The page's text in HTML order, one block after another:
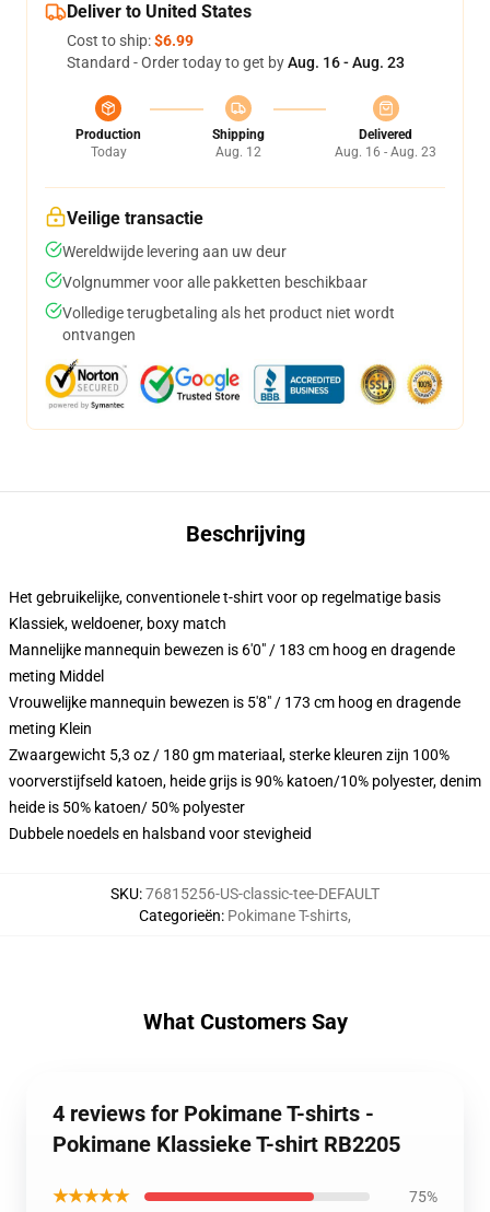
Deliver to United States
Cost to ship:$6.99
Standard - Order today to get byAug. 16 - Aug. 23
Production
Today
Shipping
Aug. 12
Delivered
Aug. 16 - Aug. 23
Veilige transactie
Wereldwijde levering aan uw deur
Volgnummer voor alle pakketten beschikbaar
Volledige terugbetaling als het product niet wordt
ontvangen
Beschrijving
Het gebruikelijke, conventionele t-shirt voor op regelmatige basis
Klassiek, weldoener, boxy match
Mannelijke mannequin bewezen is 6'0" / 183 cm hoog en dragende
meting Middel
Vrouwelijke mannequin bewezen is 5'8" / 173 cm hoog en dragende
meting Klein
Zwaargewicht 5,3 oz / 180 gm materiaal, sterke kleuren zijn 100%
voorverstijfseld katoen, heide grijs is 90% katoen/10% polyester, denim
heide is 50% katoen/ 50% polyester
Dubbele noedels en halsband voor stevigheid
SKU:76815256-US-classic-tee-DEFAULT
Categorieën: Pokimane T-shirts,
What Customers Say
4 reviews for Pokimane T-shirts -
Pokimane Klassieke T-shirt RB2205
★★★★★ 75%